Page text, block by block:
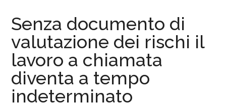
Senza documento di
valutazione dei rischi il
lavoro a chiamata
diventa a tempo
indeterminato